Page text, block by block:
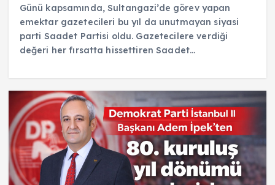
Günü kapsamında, Sultangazi’de görev yapan
emektar gazetecileri bu yıl da unutmayan siyasi
parti Saadet Partisi oldu. Gazetecilere verdiği
değeri her fırsatta hissettiren Saadet…